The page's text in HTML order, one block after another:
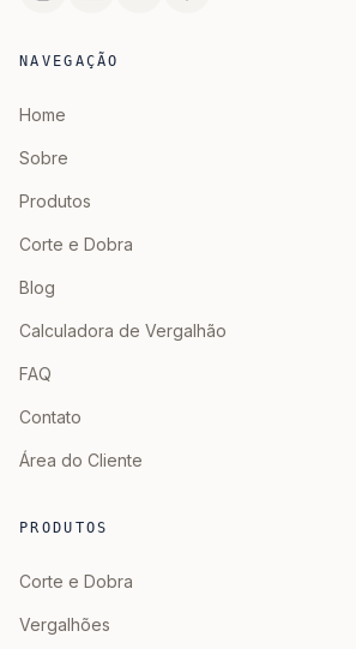
NAVEGAÇÃO
Home
Sobre
Produtos
Corte e Dobra
Blog
Calculadora de Vergalhão
FAQ
Contato
Área do Cliente
PRODUTOS
Corte e Dobra
Vergalhões